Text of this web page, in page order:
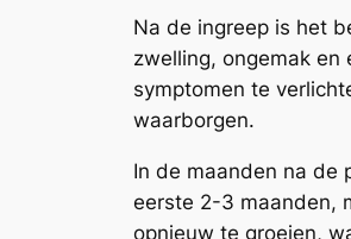
Na de ingreep is het
zwelling, ongemak en
symptomen te
waarborgen.
In de maanden na de
eerste 2-3 maanden,
opnieuw te groeien,